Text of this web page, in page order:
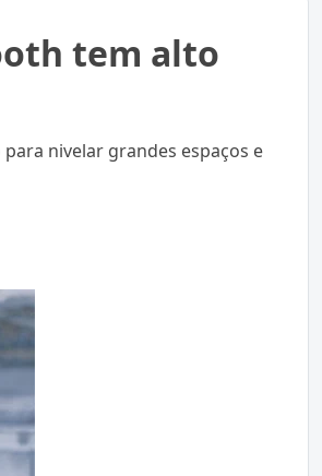
tem alto
para nivelar grandes espaços e